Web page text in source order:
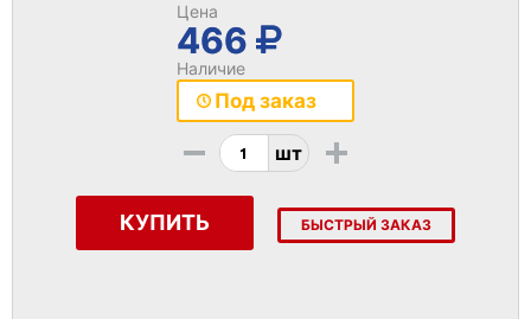
Цена
466
Наличие
Под заказ
- шт +
КУПИТЬ БЫСТРЫЙ ЗАКАЗ